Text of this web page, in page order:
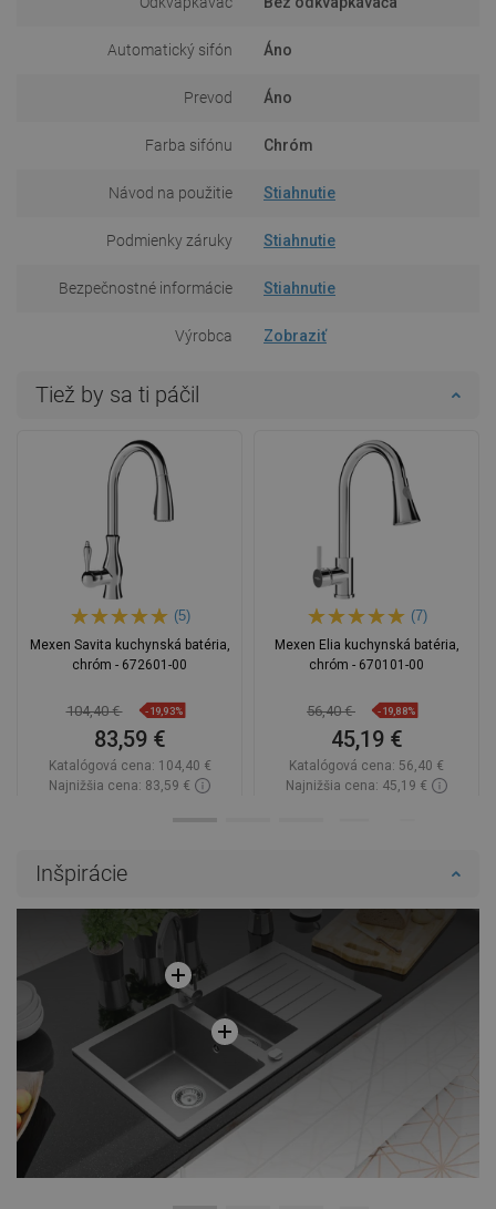
Automatický sifón Áno
Prevod Áno
Farba sifónu Chróm
Návod na použitie Stiahnutie
Podmienky záruky Stiahnutie
Bezpečnostné informácie Stiahnutie
Výrobca Zobraziť
Tiež by sa ti páčil
(5)
Mexen Savita kuchynská batéria,
chróm - 672601-00
104,40 € -19,93%
83,59 €
Katalógová cena: 104,40 €
Najnižšia cena: 83,59 €
(7)
Mexen Elia kuchynská batéria,
chróm - 670101-00
56,40 € -19,88%
45,19 €
Katalógová cena: 56,40 €
Najnižšia cena: 45,19 €
Inšpirácie